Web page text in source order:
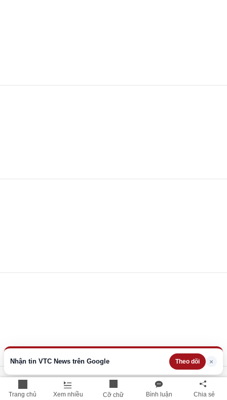
Trang chủ Xem nhiều Cỡ chữ Bình luận Chia sẻ
Nhận tin VTC News trên Google Theo dõi ×